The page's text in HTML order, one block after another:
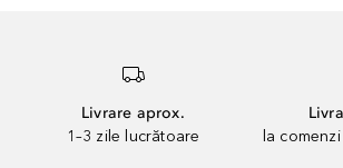
Livrare aprox.
1–3 zile lucrătoare
la